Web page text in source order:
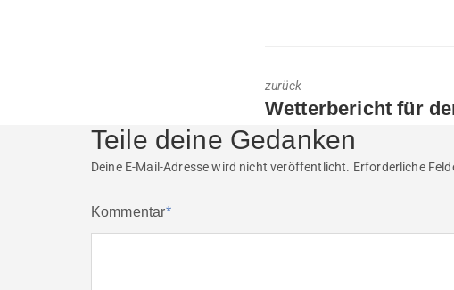
zurück
Previous
post:
Wetterbericht für
Teile deine Gedanken
Deine E-Mail-Adresse wird nicht veröffentlicht. Erforderliche
Kommentar*